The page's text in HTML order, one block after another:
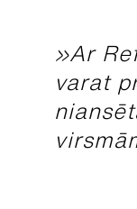
»Ar
varat